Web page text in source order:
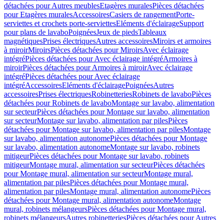
détachées pour Autres meublesEtagères muralesPièces détachées
pour Etagères muralesAccessoiresCasiers de rangementPorte-
serviettes et crochets porte-serviettesEléments d'éclairageSupport
pour plans de lavaboPoignéesJeux de piedsTableaux
magnétiquesPrises électriquesAutres accessoiresMiroirs et armoires
à miroirMiroirsPièces détachées pour MiroirsAvec éclairage
intégréPièces détachées pour Avec éclairage intégréArmoires à
miroirPièces détachées pour Armoires à miroirAvec éclairage
intégréPièces détachées pour Avec éclairage
intégréAccessoiresEléments d'éclairagePoignéesAutres
accessoiresPrises électriquesRobinetteriesRobinets de lavaboPièces
détachées pour Robinets de lavaboMontage sur lavabo, alimentation
sur secteurPièces détachées pour Montage sur lavabo, alimentation
sur secteurMontage sur lavabo, alimentation par pilesPièces
détachées pour Montage sur lavabo, alimentation par pilesMontage
sur lavabo, alimentation autonomePièces détachées pour Montage
sur lavabo, alimentation autonomeMontage sur lavabo, robinets
mitigeurPièces détachées pour Montage sur lavabo, robinets
mitigeurMontage mural, alimentation sur secteurPièces détachées
pour Montage mural, alimentation sur secteurMontage mural,
alimentation par pilesPièces détachées pour Montage mural,
alimentation par pilesMontage mural, alimentation autonomePièces
détachées pour Montage mural, alimentation autonomeMontage
mural, robinets mélangeursPièces détachées pour Montage mural,
robinets mélangeursAutres robinetteriesPièces détachées pour Autres